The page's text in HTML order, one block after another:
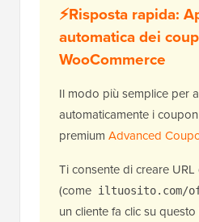
⚡Risposta rapida:
automatica dei
WooCommerce
Il modo più semplice per
automaticamente i
premium Advanced
Ti consente di creare
(come iltuosito.com/
un cliente fa clic su